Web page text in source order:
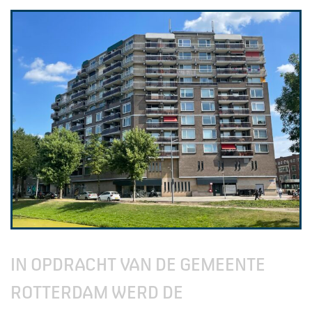
IN OPDRACHT VAN DE GEMEENTE
ROTTERDAM WERD DE